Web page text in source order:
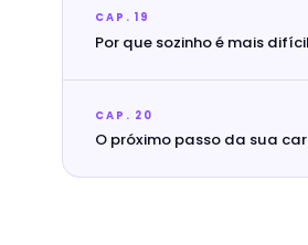
CAP. 19
Por que sozinho é mais difícil
CAP. 20
O próximo passo da sua